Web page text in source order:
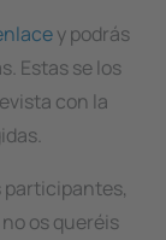
y podrás
Estas se los
con la
participantes,
os queréis